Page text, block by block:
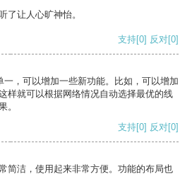
了让人心旷神怡。
支持[0] 反对[0]
，可以增加一些新功能。比如，可以增加
样就可以根据网络情况自动选择最优的线
。
支持[0] 反对[0]
简洁，使用起来非常方便。功能的布局也